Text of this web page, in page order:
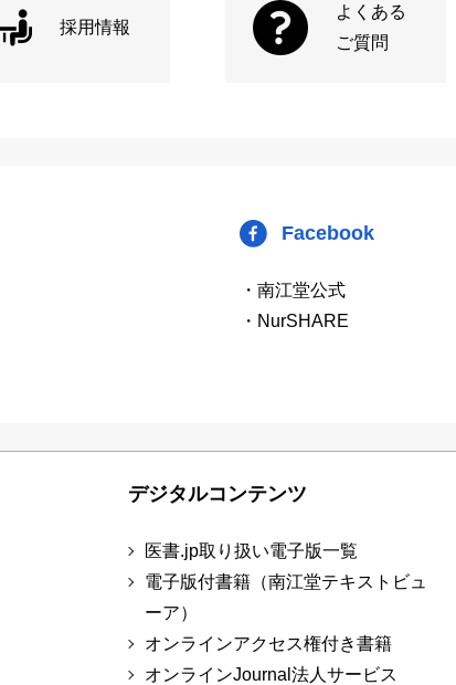
採用情報
よくある
ご質問
Facebook
・南江堂公式
・NurSHARE
デジタルコンテンツ
医書.jp取り扱い電子版一覧
電子版付書籍（南江堂テキストビュ
ーア）
オンラインアクセス権付き書籍
オンラインJournal法人サービス